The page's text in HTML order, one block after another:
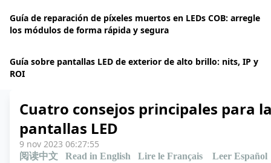
Guía de reparación de píxeles muertos en LEDs COB: arregle
los módulos de forma rápida y segura
Guía sobre pantallas LED de exterior de alto brillo: nits, IP y
ROI
Cuatro consejos principales para
pantallas LED
9 nov 2023 06:27:55
阅读中文 Read in English Lire le Français
Leer Español